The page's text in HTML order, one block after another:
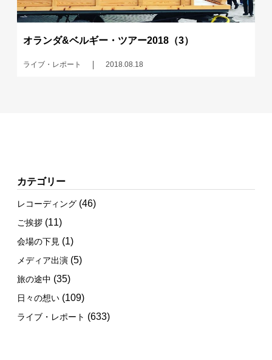
オランダ&ベルギー・ツアー2018（3）
ライブ・レポート 2018.08.18
カテゴリー
レコーディング (46)
ご挨拶 (11)
会場の下見 (1)
メディア出演 (5)
旅の途中 (35)
日々の想い (109)
ライブ・レポート (633)